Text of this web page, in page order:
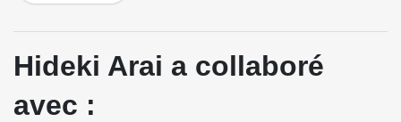
Hideki Arai a collaboré
avec :